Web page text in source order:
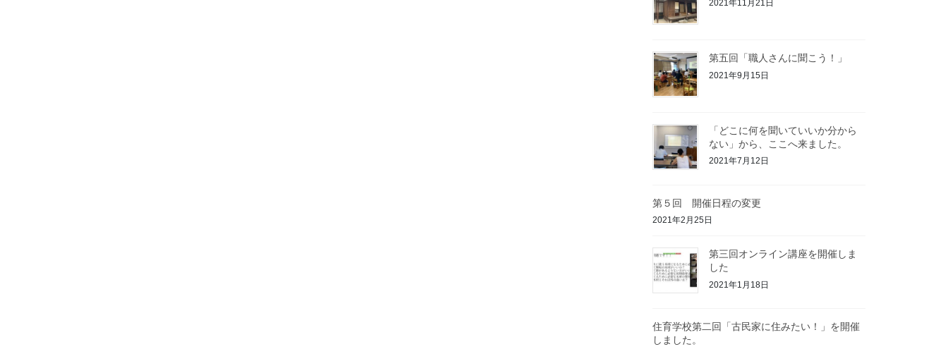
2021年11月21日
第五回「職人さんに聞こう！」
2021年9月15日
「どこに何を聞いていいか分から
ない」から、ここへ来ました。
2021年7月12日
第５回 開催日程の変更
2021年2月25日
第三回オンライン講座を開催しま
した
2021年1月18日
住育学校第二回「古民家に住みたい！」を開催
しました。